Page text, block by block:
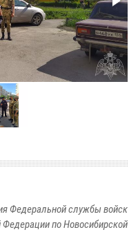
Федеральной службы войск
Федерации по Новосибирской